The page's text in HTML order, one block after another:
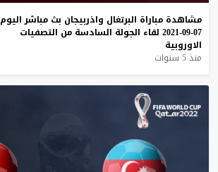
مشاهدة مباراة البرتغال واذربيجان بث مباشر اليوم
07-09-2021
لقاء الجولة السادسة من التصفيات
الاوروبية
منذ 5 سنوات